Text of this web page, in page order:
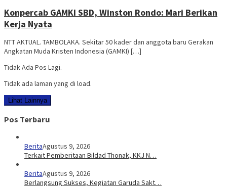
Konpercab GAMKI SBD, Winston Rondo: Mari Berikan
Kerja Nyata
NTT AKTUAL. TAMBOLAKA. Sekitar 50 kader dan anggota baru Gerakan
Angkatan Muda Kristen Indonesia (GAMKI) […]
Tidak Ada Pos Lagi.
Tidak ada laman yang di load.
Lihat Lainnya
Pos Terbaru
BeritaAgustus 9, 2026
Terkait Pemberitaan Bildad Thonak, KKJ N…
BeritaAgustus 9, 2026
Berlangsung Sukses, Kegiatan Garuda Sakt…